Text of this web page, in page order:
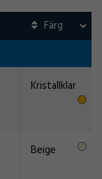
Kristallklar
Beige